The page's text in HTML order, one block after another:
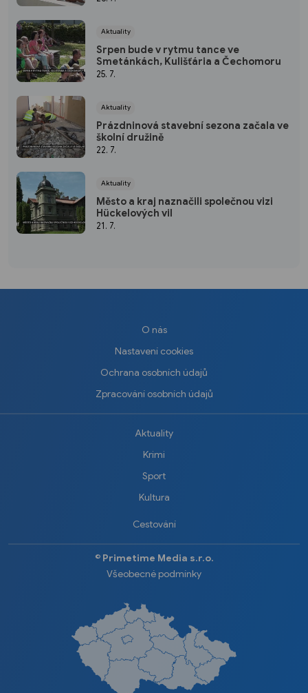
Aktuality
Srpen bude v rytmu tance ve
Smetánkách, Kulišťária a Čechomoru
25. 7.
Aktuality
Prázdninová stavební sezona začala ve
školní družině
22. 7.
Aktuality
Město a kraj naznačili společnou vizi
Hückelových vil
21. 7.
O nás
Nastavení cookies
Ochrana osobních údajů
Zpracování osobních údajů
Aktuality
Krimi
Sport
Kultura
Cestování
©️ Primetime Media s.r.o.
Všeobecné podmínky